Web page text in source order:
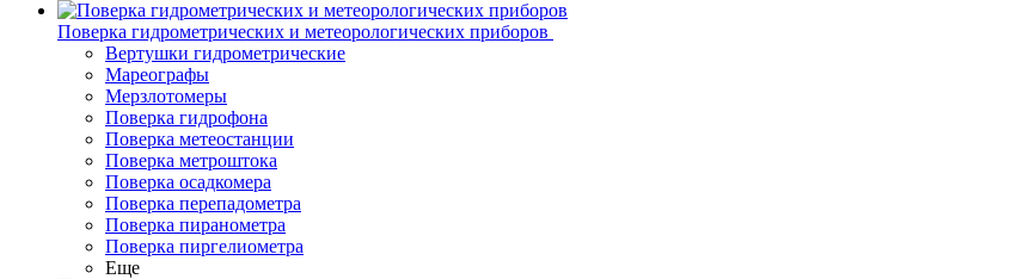
Поверка гидрометрических и метеорологических приборов
Вертушки гидрометрические
Мареографы
Мерзлотомеры
Поверка гидрофона
Поверка метеостанции
Поверка метроштока
Поверка осадкомера
Поверка перепадометра
Поверка пиранометра
Поверка пиргелиометра
Еще